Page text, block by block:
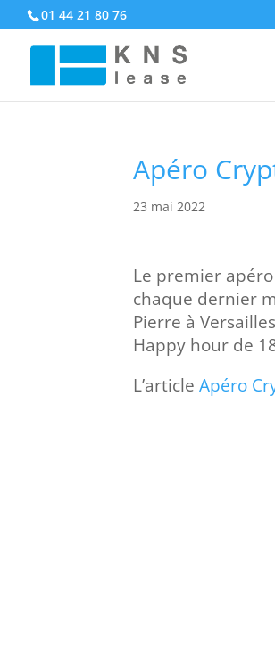
01 44 21 80 76
Apéro
23 mai 2022
Le premier
chaque dernier
Pierre à
Happy hour de
L’articleApéro